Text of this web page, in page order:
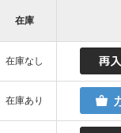
在庫
在庫なし
在庫あり